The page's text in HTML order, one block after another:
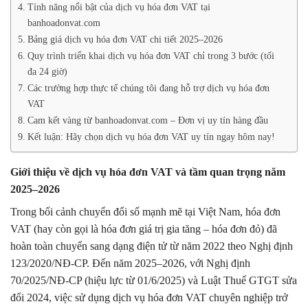
Tính năng nổi bật của dịch vụ hóa đơn VAT tại
banhoadonvat.com
Bảng giá dịch vụ hóa đơn VAT chi tiết 2025–2026
Quy trình triển khai dịch vụ hóa đơn VAT chỉ trong 3 bước (tối
đa 24 giờ)
Các trường hợp thực tế chúng tôi đang hỗ trợ dịch vụ hóa đơn
VAT
Cam kết vàng từ banhoadonvat.com – Đơn vị uy tín hàng đầu
Kết luận: Hãy chọn dịch vụ hóa đơn VAT uy tín ngay hôm nay!
Giới thiệu về dịch vụ hóa đơn VAT và tầm quan trọng năm
2025–2026
Trong bối cảnh chuyển đổi số mạnh mẽ tại Việt Nam, hóa đơn
VAT (hay còn gọi là hóa đơn giá trị gia tăng – hóa đơn đỏ) đã
hoàn toàn chuyển sang dạng điện tử từ năm 2022 theo Nghị định
123/2020/NĐ-CP. Đến năm 2025–2026, với Nghị định
70/2025/NĐ-CP (hiệu lực từ 01/6/2025) và Luật Thuế GTGT sửa
đổi 2024, việc sử dụng dịch vụ hóa đơn VAT chuyên nghiệp trở